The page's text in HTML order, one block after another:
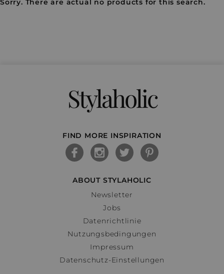
Stylaholic
FIND MORE INSPIRATION
ABOUT STYLAHOLIC
Newsletter
Jobs
Datenrichtlinie
Nutzungsbedingungen
Impressum
Datenschutz-Einstellungen